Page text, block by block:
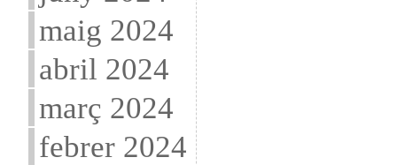
maig 2024
abril 2024
març 2024
febrer 2024